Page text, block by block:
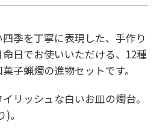
季を丁寧に表現した、手作り
日でお使いいただける、12種
子蝋燭の進物セットです。
リッシュな白いお皿の燭台。
。